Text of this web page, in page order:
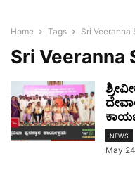
Home Tags Sri Veeranna
Sri Veeranna
NEWS
May